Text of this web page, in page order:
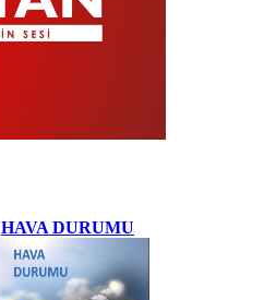
HAVA DURUMU